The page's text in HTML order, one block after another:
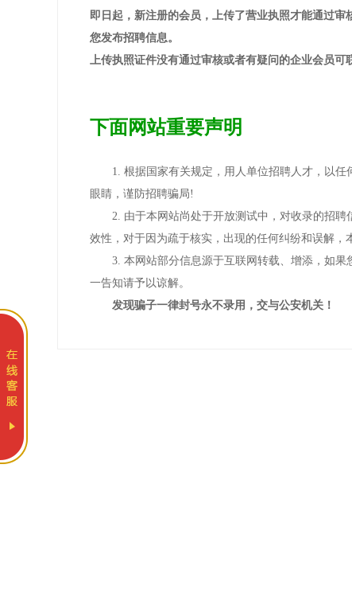
即日起，新注册的会员，上传了营业执照才能通过
您发布招聘信息。
上传执照证件没有通过审核或者有疑问的企业会员可
下面网站重要声明
1. 根据国家有关规定，用人单位招聘人才 ，以
眼睛，谨防招聘骗局!
2. 由于本网站尚处于开放测试中，对收录的招
效性，对于因为疏于核实，出现的任何纠纷和误解，
3. 本网站部分信息源于互联网转载、增添，如
一告知请予以谅解。
发现骗子一律封号永不录用，交与公安机关！